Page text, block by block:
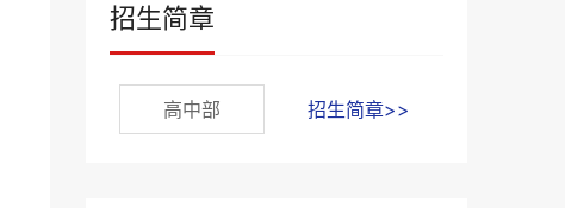
招生简章
高中部 招生简章>>